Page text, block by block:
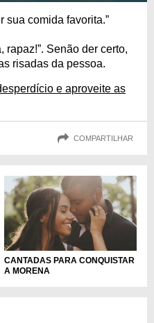
sua comida favorita.”
rapaz!”. Senão der certo,
risadas da pessoa.
e aproveite as
COMPARTILHAR
CANTADAS PARA CONQUISTAR
A MORENA